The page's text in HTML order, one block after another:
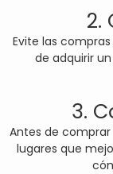
2.
Evite las
de adquirir
3.
Antes de
lugares que